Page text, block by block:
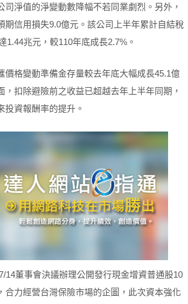
淨值的淨變動數降幅不若同業劇烈。另外，
信用損失9.0億元。該公司上半年累計自結稅
兆元，較110年底成長2.7%。
格變動準備金存量較去年底大幅成長45.1億
扣除避險前之收益已超越去年上半年同期，
資報酬率的提升。
董事會決議辦理公開發行現金增資普通股10
力經營台灣保險市場的企圖，此次資本強化